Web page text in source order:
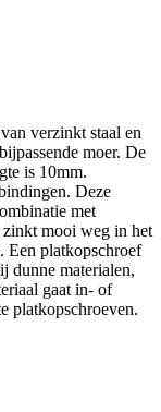
verzinkt staal en
moer. De
is 10mm.
Deze
met
zinkt mooi weg in het
Een platkopschroef
dunne materialen,
gaat in- of
platkopschroeven.